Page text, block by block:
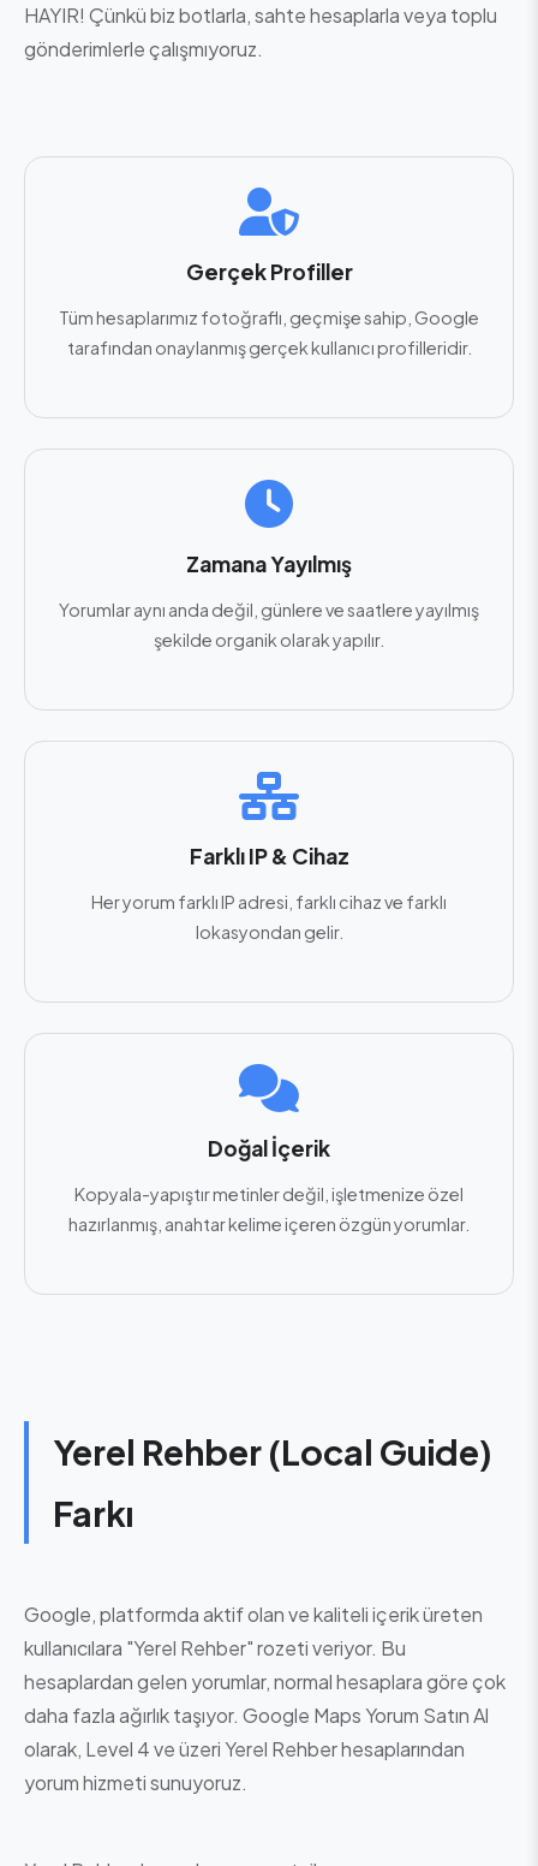
HAYIR! Çünkü biz botlarla, sahte hesaplarla veya toplu
gönderimlerle çalışmıyoruz.
Gerçek Profiller
Tüm hesaplarımız fotoğraflı, geçmişe sahip, Google
tarafından onaylanmış gerçek kullanıcı profilleridir.
Zamana Yayılmış
Yorumlar aynı anda değil, günlere ve saatlere yayılmış
şekilde organik olarak yapılır.
Farklı IP & Cihaz
Her yorum farklı IP adresi, farklı cihaz ve farklı
lokasyondan gelir.
Doğal İçerik
Kopyala-yapıştır metinler değil, işletmenize özel
hazırlanmış, anahtar kelime içeren özgün yorumlar.
Yerel Rehber (Local Guide)
Farkı
Google, platformda aktif olan ve kaliteli içerik üreten
kullanıcılara "Yerel Rehber" rozeti veriyor. Bu
hesaplardan gelen yorumlar, normal hesaplara göre çok
daha fazla ağırlık taşıyor. Google Maps Yorum Satın Al
olarak, Level 4 ve üzeri Yerel Rehber hesaplarından
yorum hizmeti sunuyoruz.